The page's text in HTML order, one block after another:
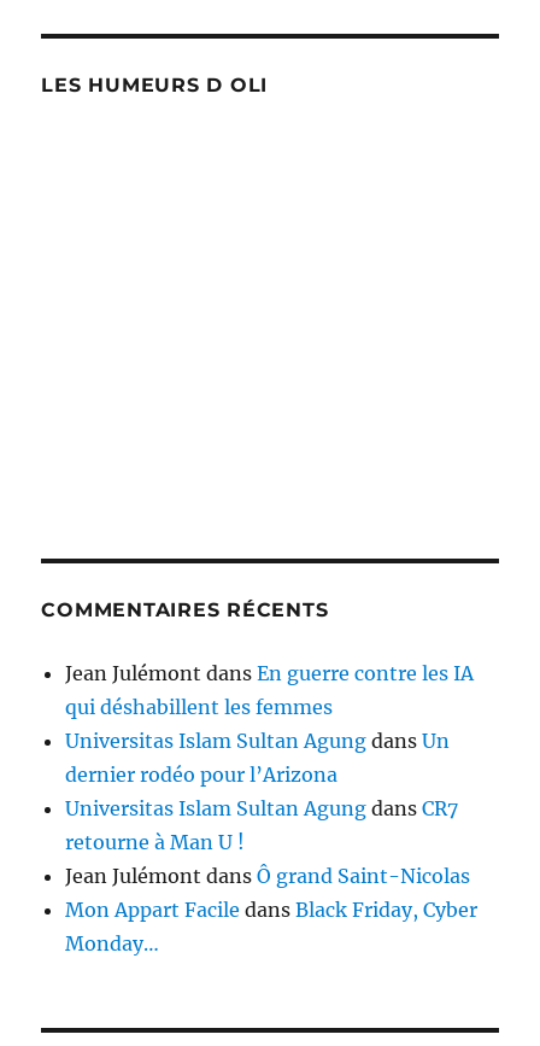
LES HUMEURS D OLI
COMMENTAIRES RÉCENTS
Jean Julémont dansEn guerre contre les IA
qui déshabillent les femmes
Universitas Islam Sultan Agung dansUn
dernier rodéo pour l’Arizona
Universitas Islam Sultan Agung dansCR7
retourne à Man U !
Jean Julémont dansÔ grand Saint-Nicolas
Mon Appart Facile dansBlack Friday, Cyber
Monday…